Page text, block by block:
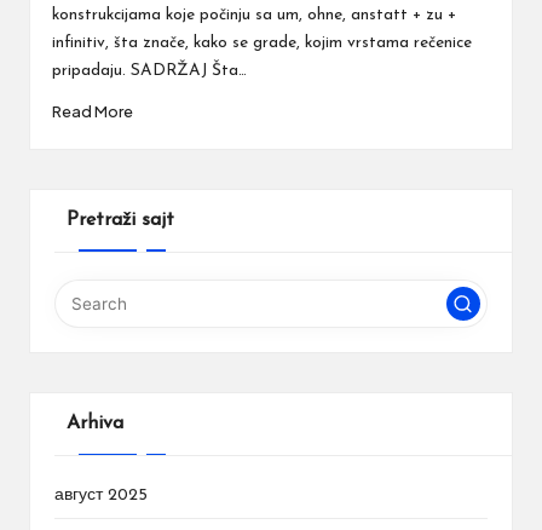
konstrukcijama koje počinju sa um, ohne, anstatt + zu +
infinitiv, šta znače, kako se grade, kojim vrstama rečenice
pripadaju. SADRŽAJ Šta…
Read More
Pretraži sajt
Arhiva
август 2025